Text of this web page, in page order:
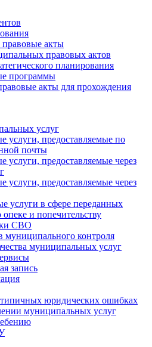
акты
правовых актов
планирования
программы
акты для прохождения
услуг
услуги, предоставляемые по
почты
предоставляемые через
предоставляемые через
услуги в сфере переданных
и попечительству
СВО
муниципального контроля
муниципальных услуг
запись
юридических ошибках
муниципальных услуг